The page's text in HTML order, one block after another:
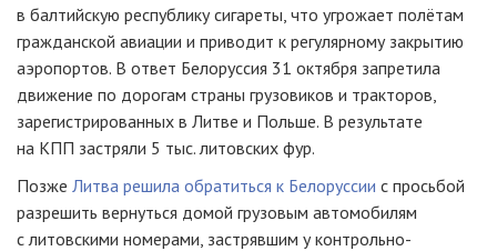
в балтийскую республику сигареты, что угрожает полётам
гражданской авиации и приводит к регулярному закрытию
аэропортов. В ответ Белоруссия 31 октября запретила
движение по дорогам страны грузовиков и тракторов,
зарегистрированных в Литве и Польше. В результате
на КПП застряли 5 тыс. литовских фур.
Позже Литва решила обратиться к Белоруссии с просьбой
разрешить вернуться домой грузовым автомобилям
с литовскими номерами, застрявшим у контрольно-